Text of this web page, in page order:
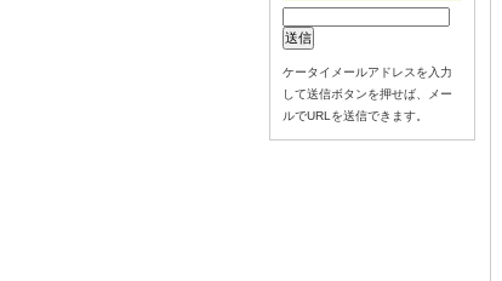
ケータイメールアドレスを入力
して送信ボタンを押せば、メー
ルでURLを送信できます。